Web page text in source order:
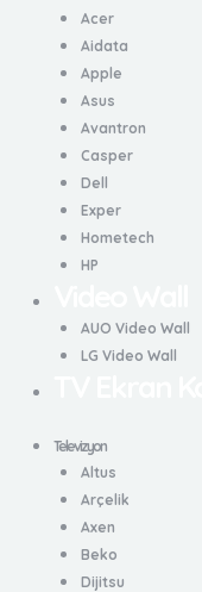
Acer
Aidata
Apple
Asus
Avantron
Casper
Dell
Exper
Hometech
HP
AUO Video Wall
LG Video Wall
Televizyon
Altus
Arçelik
Axen
Beko
Dijitsu